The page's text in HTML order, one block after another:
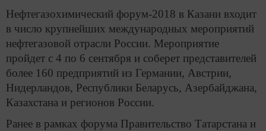
Нефтегазохимический форум-2018 в Казани входит
в число крупнейших международных мероприятий
нефтегазовой отрасли России. Мероприятие
пройдет с 4 по 6 сентября и соберет представителей
более 160 предприятий из Германии, Австрии,
Нидерландов, Республики Беларусь, Азербайджана,
Казахстана и регионов России.
Ранее в рамках форума Правительство Татарстана и